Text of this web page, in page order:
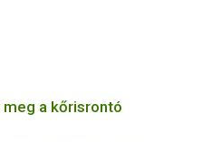
a kőrisrontó